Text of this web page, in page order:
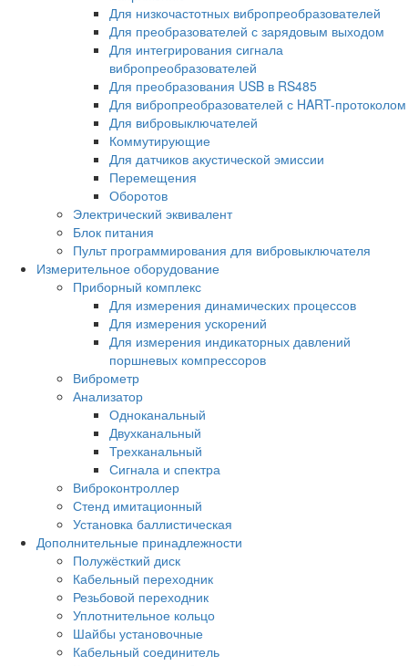
Для низкочастотных вибропреобразователей
Для преобразователей с зарядовым выходом
Для интегрирования сигнала
вибропреобразователей
Для преобразования USB в RS485
Для вибропреобразователей с HART-протоколом
Для вибровыключателей
Коммутирующие
Для датчиков акустической эмиссии
Перемещения
Оборотов
Электрический эквивалент
Блок питания
Пульт программирования для вибровыключателя
Измерительное оборудование
Приборный комплекс
Для измерения динамических процессов
Для измерения ускорений
Для измерения индикаторных давлений
поршневых компрессоров
Виброметр
Анализатор
Одноканальный
Двухканальный
Трехканальный
Сигнала и спектра
Виброконтроллер
Стенд имитационный
Установка баллистическая
Дополнительные принадлежности
Полужёсткий диск
Кабельный переходник
Резьбовой переходник
Уплотнительное кольцо
Шайбы установочные
Кабельный соединитель